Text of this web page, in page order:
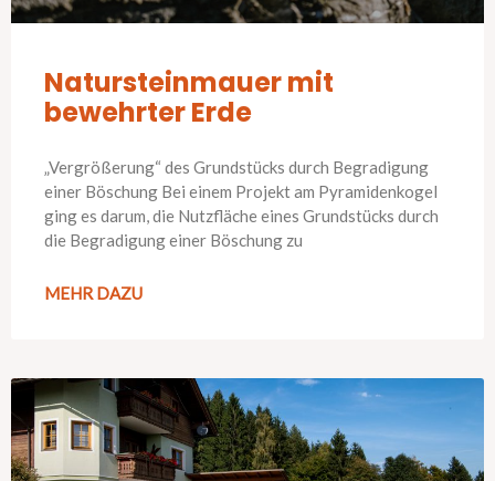
Natursteinmauer mit
bewehrter Erde
„Vergrößerung“ des Grundstücks durch Begradigung
einer Böschung Bei einem Projekt am Pyramidenkogel
ging es darum, die Nutzfläche eines Grundstücks durch
die Begradigung einer Böschung zu
MEHR DAZU